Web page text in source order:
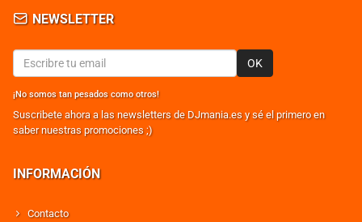
NEWSLETTER
OK
¡No somos tan pesados como otros!
Suscribete ahora a las newsletters de DJmania.es y sé el primero en
saber nuestras promociones ;)
INFORMACIÓN
Contacto